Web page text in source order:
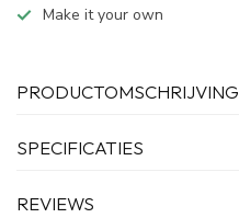
Make it your own
PRODUCTOMSCHRIJVING
SPECIFICATIES
REVIEWS